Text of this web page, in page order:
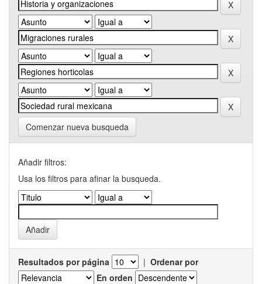
Comenzar nueva busqueda
Añadir filtros:
Usa los filtros para afinar la busqueda.
Resultados por página | Ordenar por
En orden